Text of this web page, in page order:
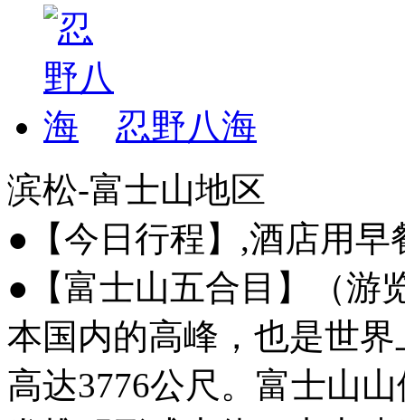
忍野八海
滨松-富士山地区
●【今日行程】,酒店用
●【富士山五合目】（游
本国内的高峰，也是世
高达3776公尺。富士山